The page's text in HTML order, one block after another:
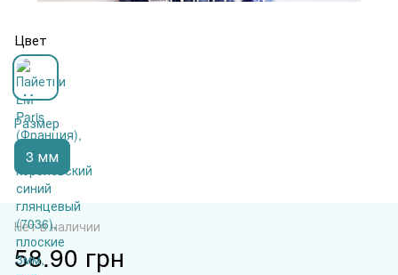
Цвет
Размер
3 мм
Нет в наличии
58.90 грн